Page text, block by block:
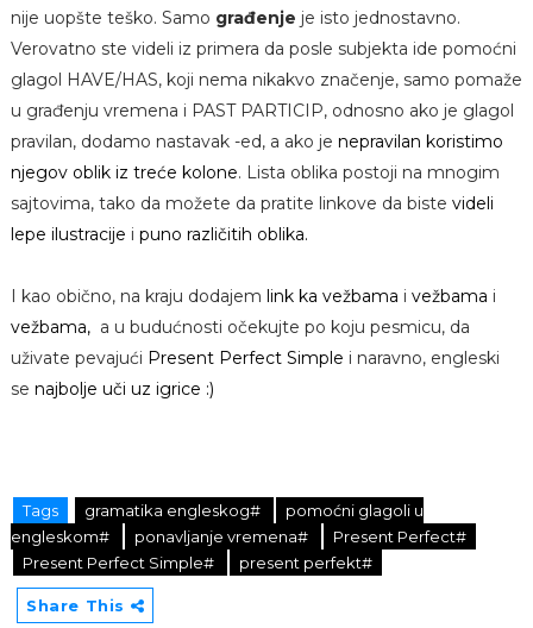
nije uopšte teško. Samo građenje je isto jednostavno.
Verovatno ste videli iz primera da posle subjekta ide pomoćni
glagol HAVE/HAS, koji nema nikakvo značenje, samo pomaže
u građenju vremena i PAST PARTICIP, odnosno ako je glagol
pravilan, dodamo nastavak -ed, a ako je nepravilan koristimo
njegov oblik iz treće kolone. Lista oblika postoji na mnogim
sajtovima, tako da možete da pratite linkove da biste videli
lepe ilustracije i puno različitih oblika.
I kao obično, na kraju dodajem link ka vežbama i vežbama i
vežbama,a u budućnosti očekujte po koju pesmicu, da
uživate pevajući Present Perfect Simple i naravno, engleski
se najbolje uči uz igrice :)
Tags gramatika engleskog#
pomoćni glagoli u
engleskom#
ponavljanje vremena#
Present Perfect#
Present Perfect Simple#
present perfekt#
Share This